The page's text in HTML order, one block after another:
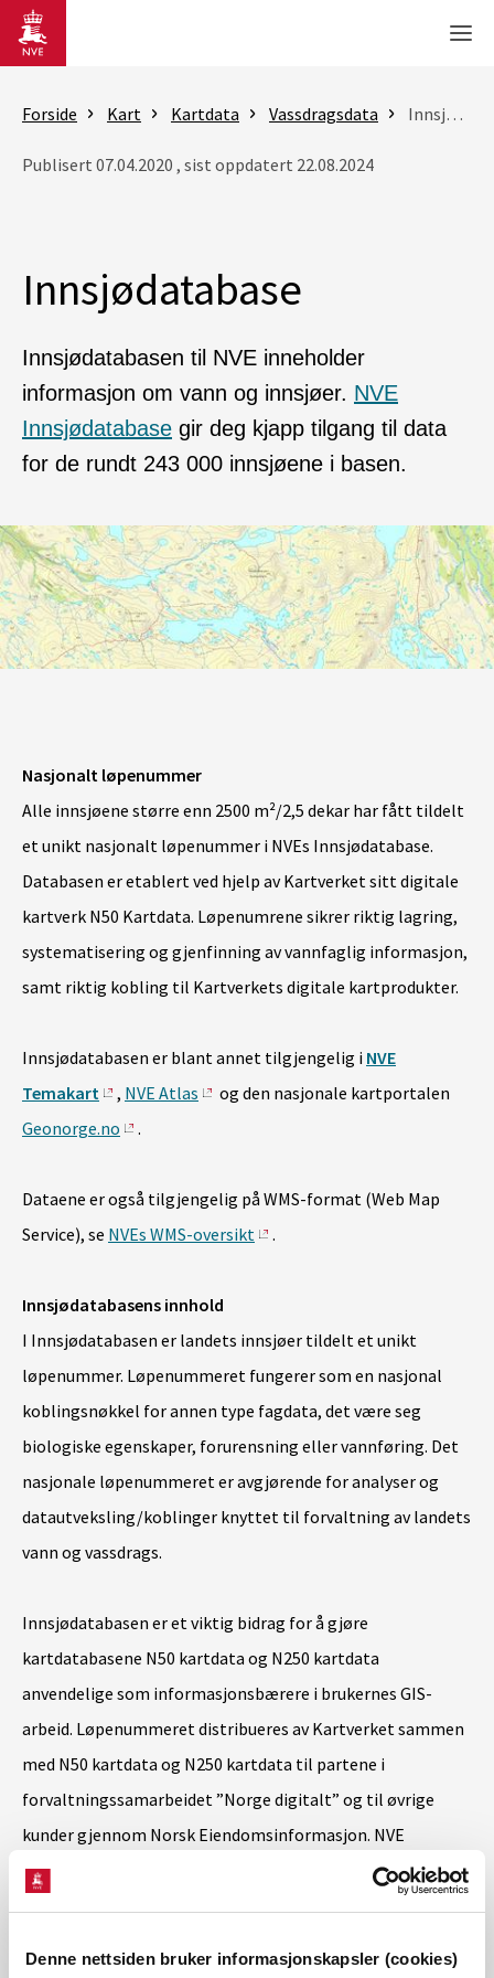
Denne nettsiden bruker informasjonskapsler (cookies)
Gå til hovedinnhold
Forside Kart Kartdata Vassdragsdata Innsjødatabase
Publisert 07.04.2020 , sist oppdatert 22.08.2024
Innsjødatabase
Innsjødatabasen til NVE inneholder
informasjon om vann og innsjøer. NVE
Innsjødatabase gir deg kjapp tilgang til data
for de rundt 243 000 innsjøene i basen.
Nasjonalt løpenummer
Alle innsjøene større enn 2500 m²/2,5 dekar har fått tildelt
et unikt nasjonalt løpenummer i NVEs Innsjødatabase.
Databasen er etablert ved hjelp av Kartverket sitt digitale
kartverk N50 Kartdata. Løpenumrene sikrer riktig lagring,
systematisering og gjenfinning av vannfaglig informasjon,
samt riktig kobling til Kartverkets digitale kartprodukter.
Innsjødatabasen er blant annet tilgjengelig i NVE
Temakart
, NVE Atlas
og den nasjonale kartportalen
Geonorge.no
.
Dataene er også tilgjengelig på WMS-format (Web Map
Service), se NVEs WMS-oversikt .
Innsjødatabasens innhold
I Innsjødatabasen er landets innsjøer tildelt et unikt
løpenummer. Løpenummeret fungerer som en nasjonal
koblingsnøkkel for annen type fagdata, det være seg
biologiske egenskaper, forurensning eller vannføring. Det
nasjonale løpenummeret er avgjørende for analyser og
datautveksling/koblinger knyttet til forvaltning av landets
vann og vassdrags.
Innsjødatabasen er et viktig bidrag for å gjøre
kartdatabasene N50 kartdata og N250 kartdata
anvendelige som informasjonsbærere i brukernes GIS-
arbeid. Løpenummeret distribueres av Kartverket sammen
med N50 kartdata og N250 kartdata til partene i
forvaltningssamarbeidet ”Norge digitalt” og til øvrige
kunder gjennom Norsk Eiendomsinformasjon. NVE
distribuerer løpenummer og egenskapstabeller fra